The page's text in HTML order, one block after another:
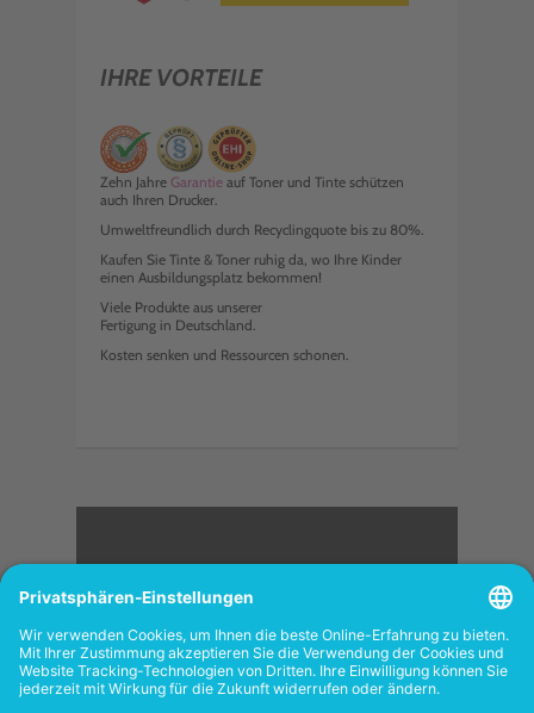
IHRE VORTEILE
Zehn Jahre Garantie auf Toner und Tinte schützen
auch Ihren Drucker.
Umweltfreundlich durch Recyclingquote bis zu 80%.
Kaufen Sie Tinte & Toner ruhig da, wo Ihre Kinder
einen Ausbildungsplatz bekommen!
Viele Produkte aus unserer
Fertigung in Deutschland.
Kosten senken und Ressourcen schonen.
<
FOLGEN SIE UNS